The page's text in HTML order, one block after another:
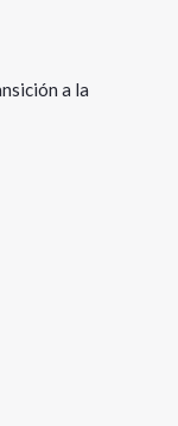
a la